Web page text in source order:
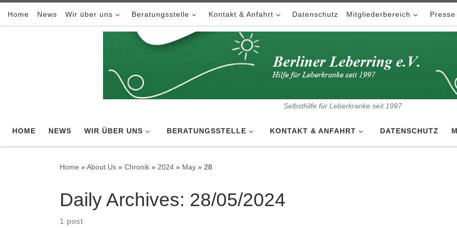
Skip to content
Home News Wir über uns Beratungsstelle Kontakt & Anfahrt Datenschutz Mitgliederbereich Presse
Selbsthilfe für Leberkranke seit 1997
HOME NEWS WIR ÜBER UNS BERATUNGSSTELLE KONTAKT & ANFAHRT DATENSCHUTZ
Home »About Us » Chronik » 2024 » May » 28
Daily Archives: 28/05/2024
1 post